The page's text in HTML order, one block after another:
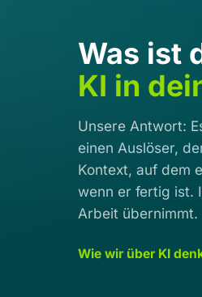
Was ist
KI in
Unsere Antwort:
einen Auslöser,
Kontext, auf dem
wenn er fertig ist.
Arbeit übernimmt.
Wie wir über KI